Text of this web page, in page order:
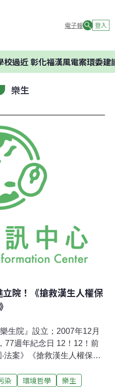
電子報 登入
彰化福漢風電案環委建議不應
樂生
院！《搶救漢生人權保
生院』設立；2007年12月
77週年紀念日 12！12！前
‧法案》《搶救漢生人權保障
唱晚會前進立院‧呼籲完整
染 環境哲學
樂生